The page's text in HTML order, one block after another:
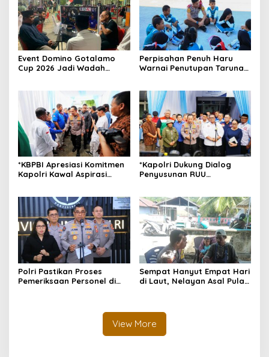
Event Domino Gotalamo
Cup 2026 Jadi Wadah
Morotai
Perpisahan Penuh Haru
Warnai Penutupan Taruna
*KBPBI Apresiasi Komitmen
Kapolri Kawal Aspirasi
*Kapolri Dukung Dialog
Penyusunan RUU
Polri Pastikan Proses
Pemeriksaan Personel di
Sempat Hanyut Empat Hari
di Laut, Nelayan Asal Pulau
View More